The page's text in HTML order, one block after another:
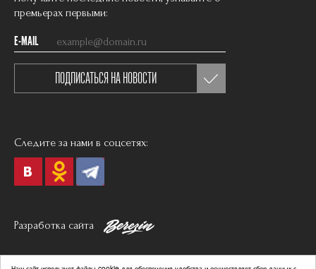
премьерах первыми:
E-MAIL
ПОДПИСАТЬСЯ НА НОВОСТИ
Следите за нами в соцсетях:
Разработка сайта
Политика в отношении обработки персональных данных